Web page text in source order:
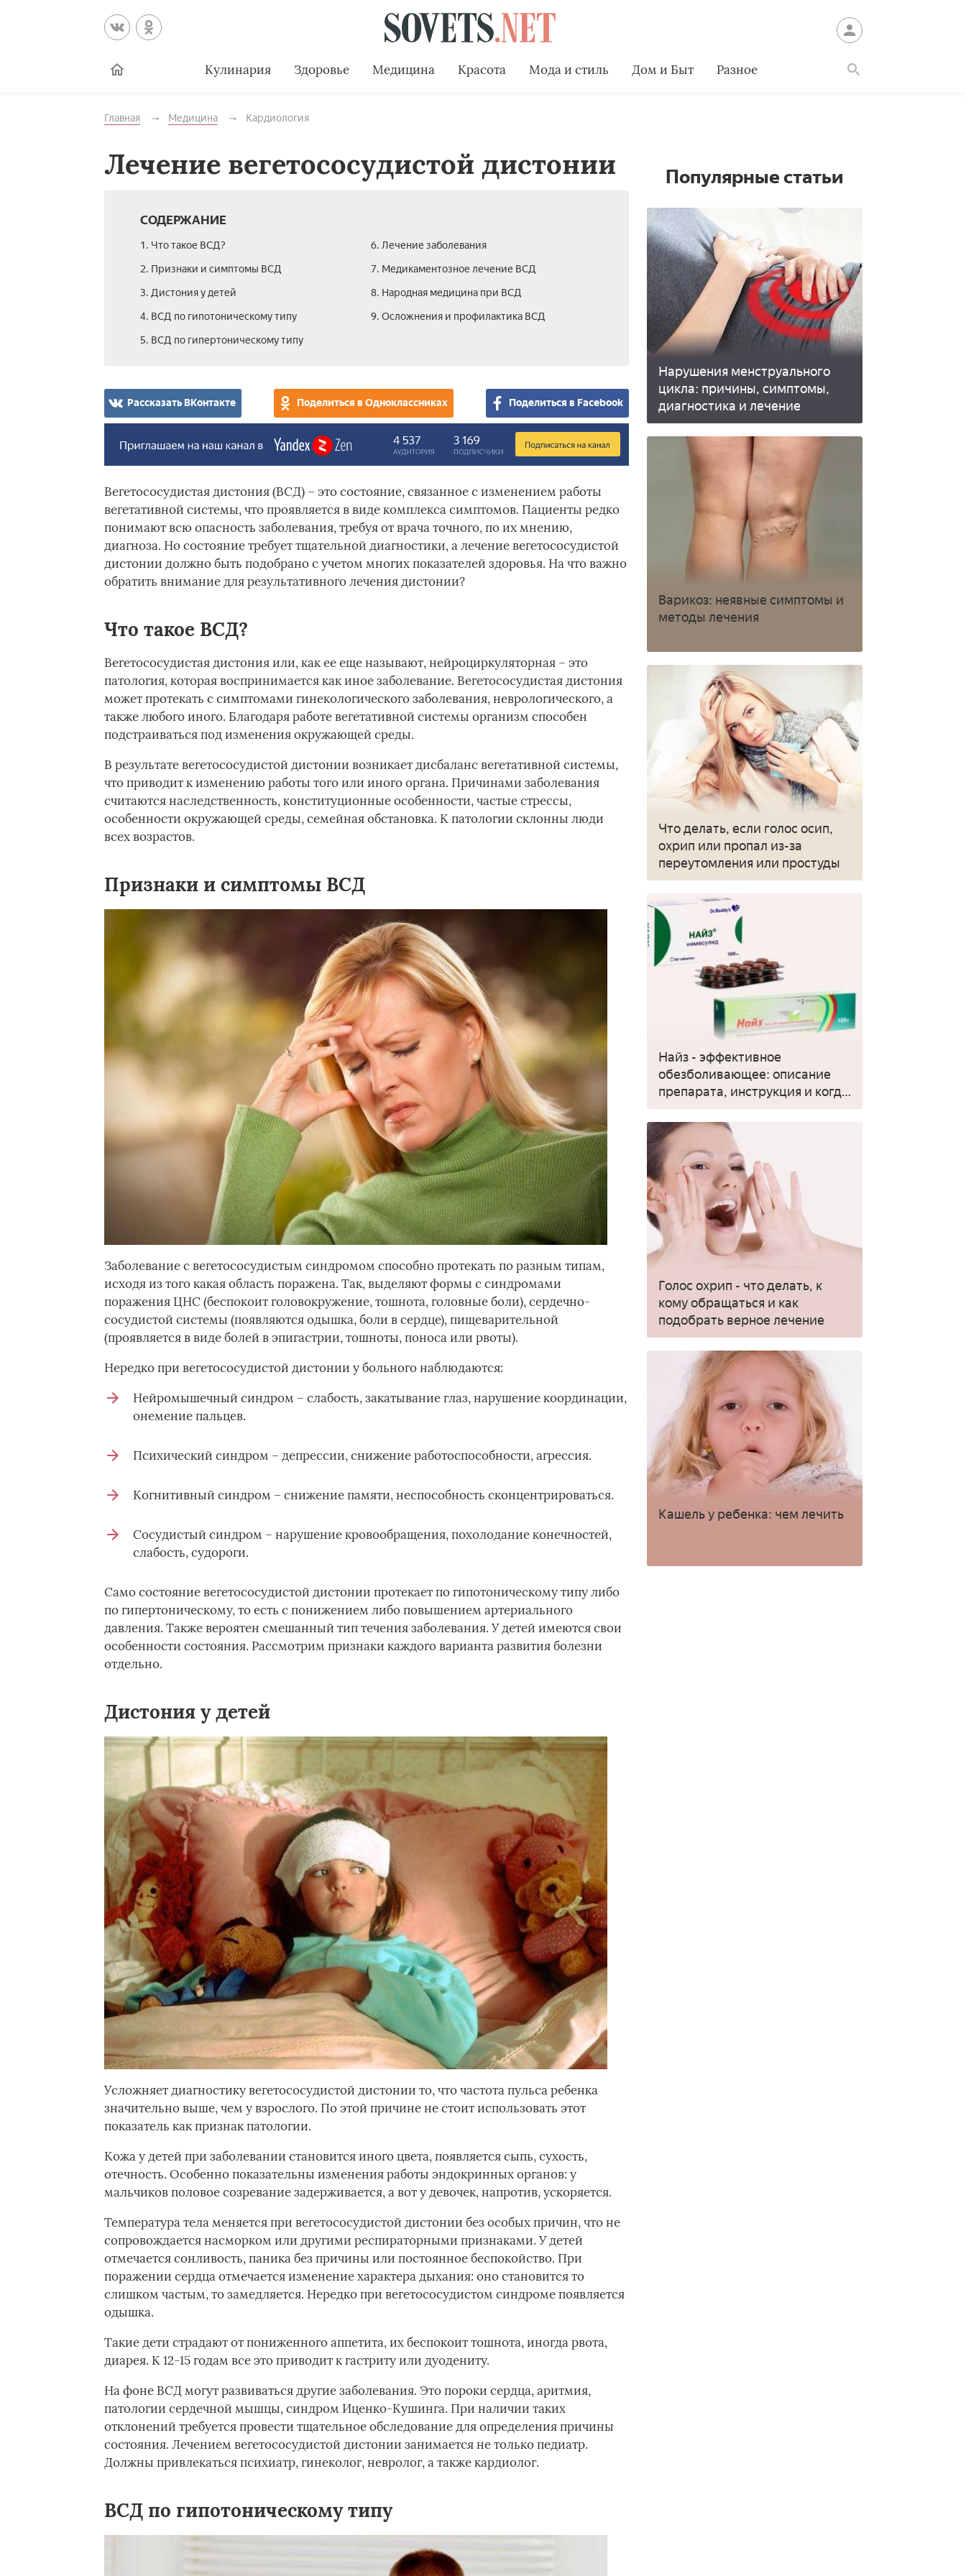
Кулинария Здоровье Медицина Красота Мода и стиль Дом и Быт Разное
Главная Медицина Кардиология
Лечение вегетососудистой дистонии
СОДЕРЖАНИЕ
1. Что такое ВСД?
2. Признаки и симптомы ВСД
3. Дистония у детей
4. ВСД по гипотоническому типу
5. ВСД по гипертоническому типу
6. Лечение заболевания
7. Медикаментозное лечение ВСД
8. Народная медицина при ВСД
9. Осложнения и профилактика ВСД
Рассказать ВКонтакте Поделиться в Одноклассниках Поделиться в Facebook
Вегетососудистая дистония (ВСД) – это состояние, связанное с изменением работы
вегетативной системы, что проявляется в виде комплекса симптомов. Пациенты редко
понимают всю опасность заболевания, требуя от врача точного, по их мнению,
диагноза. Но состояние требует тщательной диагностики, а лечение вегетососудистой
дистонии должно быть подобрано с учетом многих показателей здоровья. На что важно
обратить внимание для результативного лечения дистонии?
Что такое ВСД?
Вегетососудистая дистония или, как ее еще называют, нейроциркуляторная – это
патология, которая воспринимается как иное заболевание. Вегетососудистая дистония
может протекать с симптомами гинекологического заболевания, неврологического, а
также любого иного. Благодаря работе вегетативной системы организм способен
подстраиваться под изменения окружающей среды.
В результате вегетососудистой дистонии возникает дисбаланс вегетативной системы,
что приводит к изменению работы того или иного органа. Причинами заболевания
считаются наследственность, конституционные особенности, частые стрессы,
особенности окружающей среды, семейная обстановка. К патологии склонны люди
всех возрастов.
Признаки и симптомы ВСД
Заболевание с вегетососудистым синдромом способно протекать по разным типам,
исходя из того какая область поражена. Так, выделяют формы с синдромами
поражения ЦНС (беспокоит головокружение, тошнота, головные боли), сердечно-
сосудистой системы (появляются одышка, боли в сердце), пищеварительной
(проявляется в виде болей в эпигастрии, тошноты, поноса или рвоты).­
Нередко при вегетососудистой дистонии у больного наблюдаются:
Нейромышечный синдром – слабость, закатывание глаз, нарушение координации,
онемение пальцев.
Психический синдром – депрессии, снижение работоспособности, агрессия.
Когнитивный синдром – снижение памяти, неспособность сконцентрироваться.
Сосудистый синдром – нарушение кровообращения, похолодание конечностей,
слабость, судороги.
Само состояние вегетососудистой дистонии протекает по гипотоническому типу либо
по гипертоническому, то есть с понижением либо повышением артериального
давления. Также вероятен смешанный тип течения заболевания. У детей имеются свои
особенности состояния. Рассмотрим признаки каждого варианта развития болезни
отдельно.
Дистония у детей
Усложняет диагностику вегетососудистой дистонии то, что частота пульса ребенка
значительно выше, чем у взрослого. По этой причине не стоит использовать этот
показатель как признак патологии.­
Кожа у детей при заболевании становится иного цвета, появляется сыпь, сухость,
отечность. Особенно показательны изменения работы эндокринных органов: у
мальчиков половое созревание задерживается, а вот у девочек, напротив, ускоряется.
Температура тела меняется при вегетососудистой дистонии без особых причин, что не
сопровождается насморком или другими респираторными признаками. У детей
отмечается сонливость, паника без причины или постоянное беспокойство. При
поражении сердца отмечается изменение характера дыхания: оно становится то
слишком частым, то замедляется. Нередко при вегетососудистом синдроме появляется
одышка.
Такие дети страдают от пониженного аппетита, их беспокоит тошнота, иногда рвота,
диарея. К 12-15 годам все это приводит к гастриту или дуодениту.
На фоне ВСД могут развиваться другие заболевания. Это пороки сердца, аритмия,
патологии сердечной мышцы, синдром Иценко-Кушинга. При наличии таких
отклонений требуется провести тщательное обследование для определения причины
состояния. Лечением вегетососудистой дистонии занимается не только педиатр.
Должны привлекаться психиатр, гинеколог, невролог, а также кардиолог.
ВСД по гипотоническому типу
Популярные статьи
Нарушения менструального
цикла: причины, симптомы,
диагностика и лечение
Варикоз: неявные симптомы и
методы лечения
Что делать, если голос осип,
охрип или пропал из-за
переутомления или простуды
Найз - эффективное
обезболивающее: описание
препарата, инструкция и когда
применять
Голос охрип - что делать, к
кому обращаться и как
подобрать верное лечение
Кашель у ребенка: чем лечить